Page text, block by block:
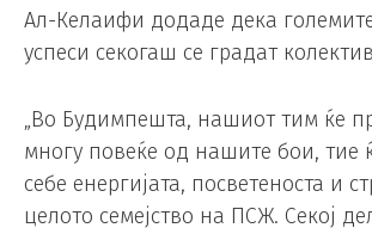
Ал-Келаифи додаде дека
успеси секогаш се градат
„Во Будимпешта, нашиот тим ќе
многу повеќе од нашите бои, тие
себе енергијата, посветеноста и
целото семејство на ПСЖ. Секој